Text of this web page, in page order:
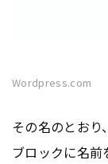
Wordpress.com
その名のとおり
ブロックに名